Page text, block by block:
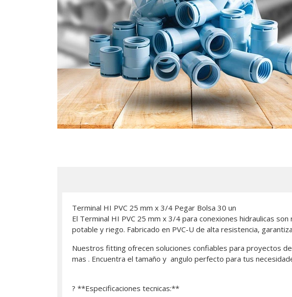
Terminal HI PVC 25 mm x 3/4 Pegar Bolsa 30 un
El Terminal HI PVC 25 mm x 3/4 para conexiones hidraulicas
potable y riego. Fabricado en PVC-U de alta resistencia,
Nuestros fitting ofrecen soluciones confiables para proyectos
mas . Encuentra el tamaño y angulo perfecto para tus
? **Especificaciones tecnicas:**